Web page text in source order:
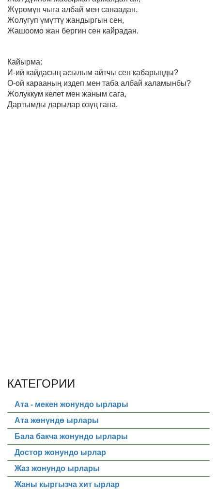
Жүрөмүн чыга албай мен санаадан.
Жолугуп үмүттү жандыргын сен,
Жашоомо жан бергин сен кайрадан.
Кайырма:
И-ий кайдасың асылым айтчы сен кабарыңды?
О-ой карааның издеп мен таба албай каламынбы?
Жолуккум келет мен жаным сага,
Дартымды дарылар өзүң гана.
КАТЕГОРИИ
Ата - мекен жонундо ырлары
Ата жөнүндө ырлары
Бала бакча жонундо ырлары
Достор жонундо ырлар
Жаз жонундо ырлары
Жаны кыргызча хит ырлар